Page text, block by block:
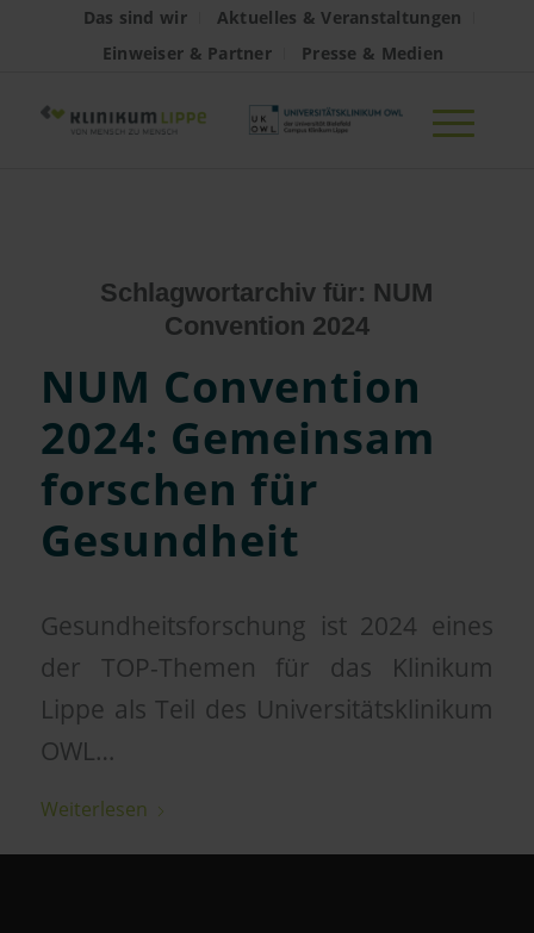
Das sind wir
Aktuelles & Veranstaltungen
Einweiser & Partner
Presse & Medien
Schlagwortarchiv für: NUM
Convention 2024
NUM Convention
2024: Gemeinsam
forschen für
Gesundheit
Gesundheitsforschung ist 2024 eines
der TOP-Themen für das Klinikum
Lippe als Teil des Universitätsklinikum
OWL…
Weiterlesen